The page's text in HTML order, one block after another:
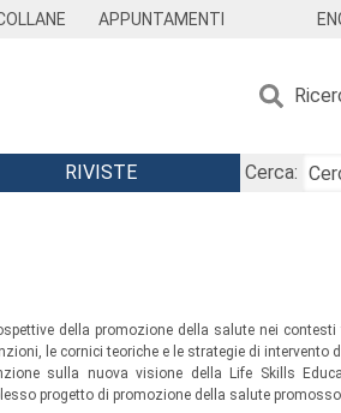
APPUNTAMENTI
RIVISTE
Cerca:
della promozione della salute nei
le cornici teoriche e le strategie di
sulla nuova visione della Life Skills
progetto di promozione della salute